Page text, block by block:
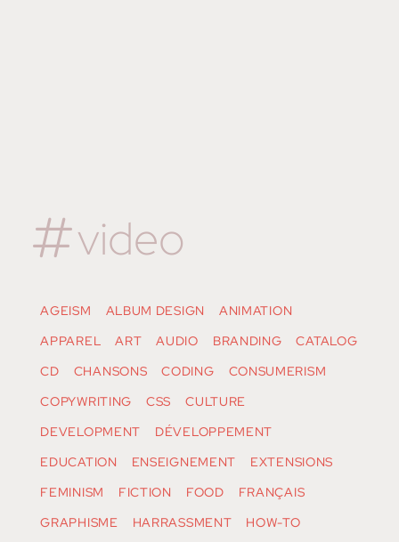
video
AGEISM ALBUM DESIGN
ANIMATION
APPAREL
ART AUDIO BRANDING
CATALOG
CD
CHANSONS CODING
CONSUMERISM
COPYWRITING
CSS
CULTURE
DEVELOPMENT
DÉVELOPPEMENT
EDUCATION
ENSEIGNEMENT
EXTENSIONS
FEMINISM
FICTION FOOD
FRANÇAIS
GRAPHISME
HARRASSMENT
HOW-TO